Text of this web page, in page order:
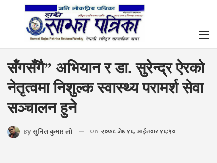
सँगसँगै” अभियान र डा. सुरेन्द्र ऐरको
नेतृत्वमा निशुल्क स्वास्थ्य परामर्श सेवा
सञ्चालन हुने
By सुनिल कुमार लो On २०७८ जेष्ठ १६, आईतवार १६:५०